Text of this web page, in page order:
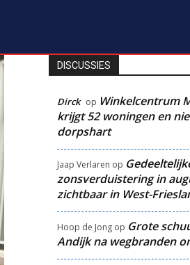
DISCUSSIES
Dirck op Winkelcentrum
krijgt 52 woningen en
dorpshart
Jaap Verlaren op
zonsverduistering in
zichtbaar in West-
Hoop de Jongop Grote
Andijk na wegbranden